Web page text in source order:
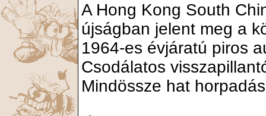
A Hong Kong South
újságban jelent meg a
1964-es évjáratú piros
Csodálatos
Mindössze hat